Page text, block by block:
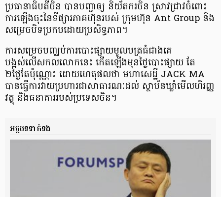
ប្រធានាធិបតីចិន បានបញ្ជាឲ្យ និយ័តករចិន ស្រាវជ្រាវចំពោះ
ការឡើងចុះនៃទីផ្សារភាគហ៊ុនរបស់ ក្រុមហ៊ុន Ant Group និង
សម្រេចបិទប្រកបដោយប្រសិទ្ធភាព។
ការសម្រេចបញ្ឈប់ការបោះផ្សាយមូលបត្រធំជាងគេ
បង្អស់លើសកលលោកនេះ កើតឡើងមុនថ្ងៃបោះផ្សាយ តែ
២ថ្ងៃតែប៉ុណ្ណោះ ដោយហេតុផលថា មហាសេដ្ឋី JACK MA
បានធ្វើការវាយប្រហារជាសាធារណៈដល់ ស្ថាប័នឃ្លាំមើលហិរញ្ញ
វត្ថុ និងធនាគាររបស់ប្រទេសចិន។
អត្ថបទទាក់ទង